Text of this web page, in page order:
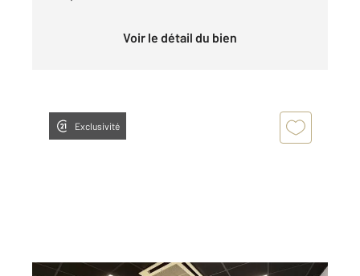
Voir le détail du bien
Exclusivité